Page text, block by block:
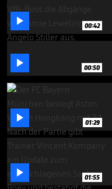
4
seconds
 00:42
 00:50
 01:29
 01:55